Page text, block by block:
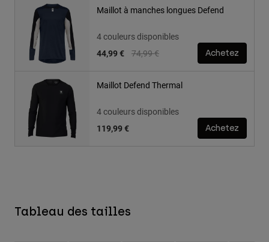
Maillot à manches longues Defend
4 couleurs disponibles
Price reduced from
74,99 €to
44,99 € Achetez
Maillot Defend Thermal
4 couleurs disponibles
119,99 €
Achetez
Tableau des tailles